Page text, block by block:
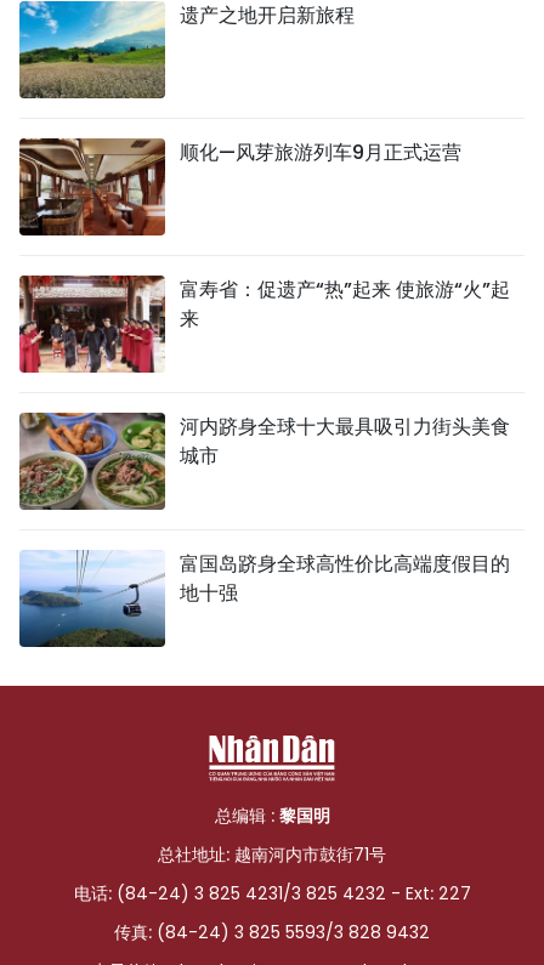
遗产之地开启新旅程
顺化—风芽旅游列车9月正式运营
富寿省：促遗产“热”起来 使旅游“火”起
来
河内跻身全球十大最具吸引力街头美食
城市
富国岛跻身全球高性价比高端度假目的
地十强
总编辑 : 黎国明
总社地址: 越南河内市鼓街71号
电话: (84-24) 3 825 4231/3 825 4232 - Ext: 227
传真: (84-24) 3 825 5593/3 828 9432